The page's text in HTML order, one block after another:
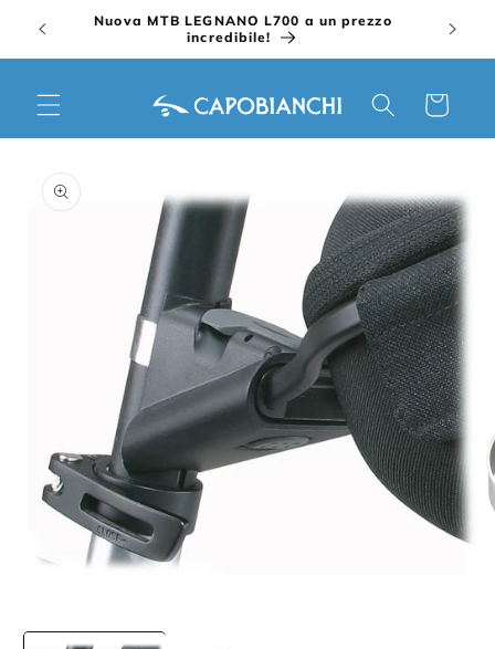
direttamenteNuova MTB LEGNANO L700 a un prezzo
incredibile!
Carrello
informazioni
sul prodotto
contenuti